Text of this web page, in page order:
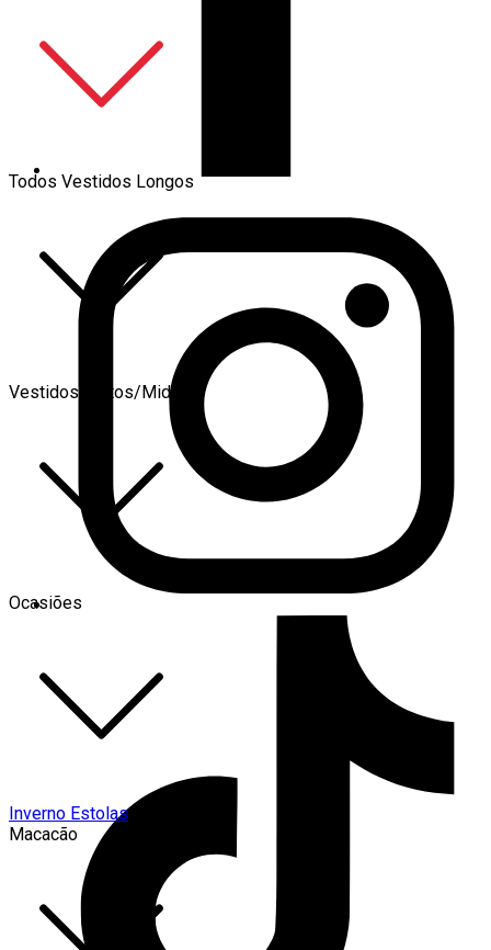
Todos Vestidos Longos
Vestidos Curtos/Midi
Ocasiões
Inverno Estolas
Macacão